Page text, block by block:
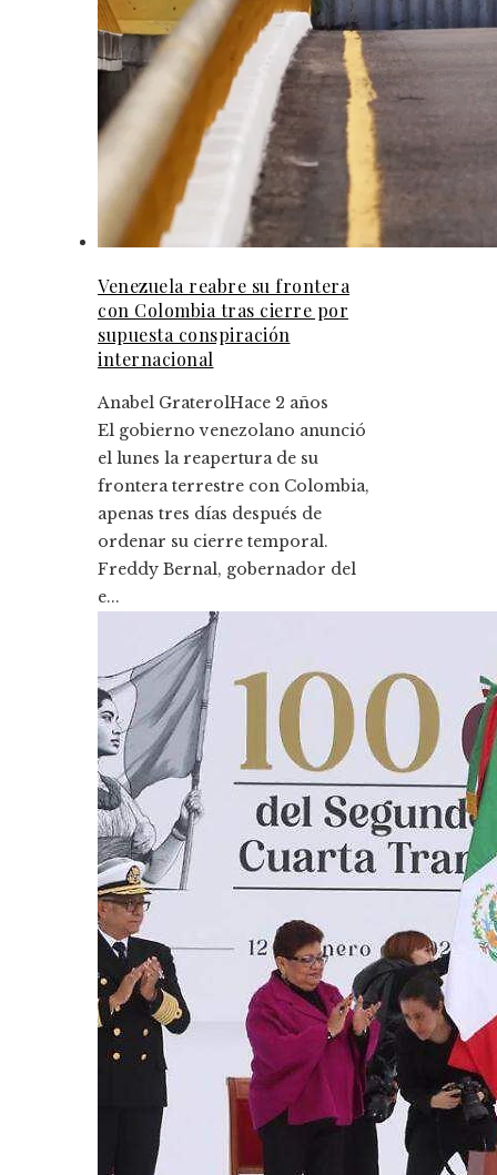
Venezuela reabre su frontera
con Colombia tras cierre por
supuesta conspiración
internacional
Anabel GraterolHace 2 años
El gobierno venezolano anunció
el lunes la reapertura de su
frontera terrestre con Colombia,
apenas tres días después de
ordenar su cierre temporal.
Freddy Bernal, gobernador del
e...